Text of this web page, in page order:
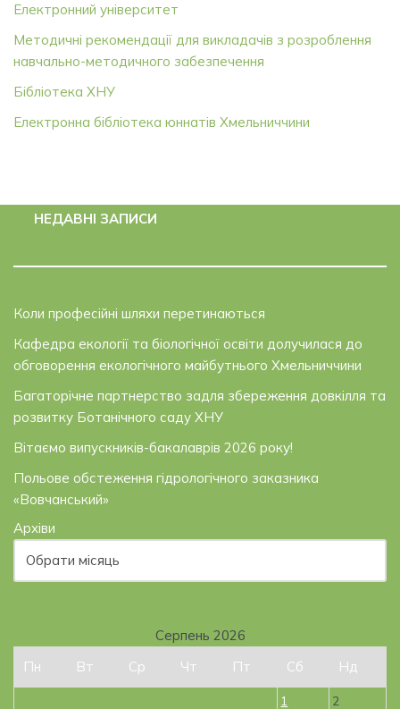
Електронний університет
Методичні рекомендації для викладачів з розроблення
навчально-методичного забезпечення
Бібліотека ХНУ
Електронна бібліотека юннатів Хмельниччини
НЕДАВНІ ЗАПИСИ
Коли професійні шляхи перетинаються
Кафедра екології та біологічної освіти долучилася до
обговорення екологічного майбутнього Хмельниччини
Багаторічне партнерство задля збереження довкілля та
розвитку Ботанічного саду ХНУ
Вітаємо випускників-бакалаврів 2026 року!
Польове обстеження гідрологічного заказника
«Вовчанський»
Архіви
Серпень 2026
Пн
Вт Ср Чт Пт Сб Нд
1 2